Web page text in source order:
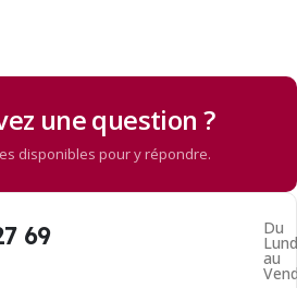
une question ?
disponibles pour y répondre.
69 Du
au